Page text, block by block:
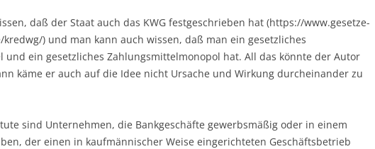
daß der Staat auch das KWG festgeschrieben hat (https://www.gesetze-
) und man kann auch wissen, daß man ein gesetzliches
und ein gesetzliches Zahlungsmittelmonopol hat. All das könnte der Autor
käme er auch auf die Idee nicht Ursache und Wirkung durcheinander zu
sind Unternehmen, die Bankgeschäfte gewerbsmäßig oder in einem
der einen in kaufmännischer Weise eingerichteten Geschäftsbetrieb